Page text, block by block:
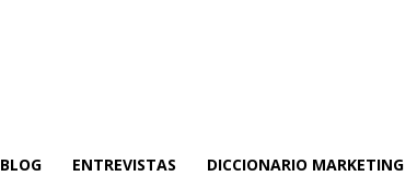
BLOG ENTREVISTAS DICCIONARIO MARKETING